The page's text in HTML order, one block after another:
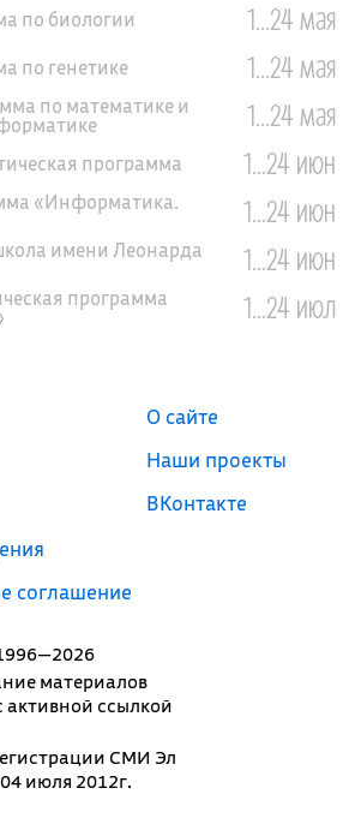
по биологии 1...24 мая
по генетике 1...24 мая
по математике и 1...24 мая
программа 1...24 июн
«Информатика. 1...24 июн
имени Леонарда 1...24 июн
программа 1...24 июл
материалов
активной ссылкой
СМИ Эл
июля 2012г.
соглашение
О сайте
Наши проекты
ВКонтакте